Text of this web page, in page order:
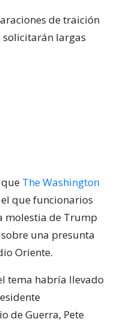
de traición
solicitarán largas
The Washington
que funcionarios
molestia de Trump
una presunta
Oriente.
tema habría llevado
de Guerra, Pete